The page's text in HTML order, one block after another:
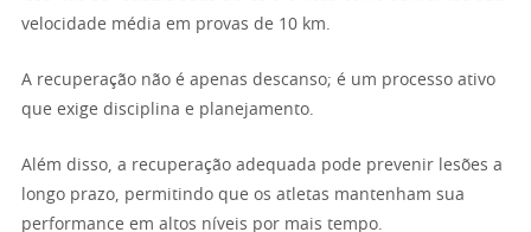
velocidade média em provas de 10 km.
A recuperação não é apenas descanso; é um processo ativo
que exige disciplina e planejamento.
Além disso, a recuperação adequada pode prevenir lesões a
longo prazo, permitindo que os atletas mantenham sua
performance em altos níveis por mais tempo.